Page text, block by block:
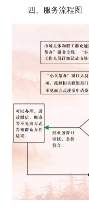
四、服务流程图